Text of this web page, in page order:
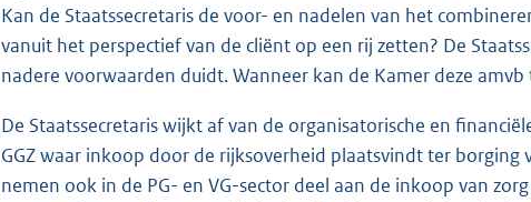
Kan de Staatssecretaris de voor- en nadelen van het
vanuit het perspectief van de cliënt op een rij zetten? De
nadere voorwaarden duidt. Wanneer kan de Kamer deze
De Staatssecretaris wijkt af van de organisatorische en
GGZ waar inkoop door de rijksoverheid plaatsvindt ter
nemen ook in de PG- en VG-sector deel aan de inkoop van